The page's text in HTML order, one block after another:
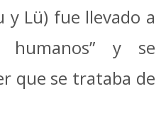
y Lü) fue llevado a
humanos” y se
que se trataba de